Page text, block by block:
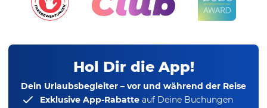
Hol Dir die App!
Dein Urlaubsbegleiter – vor und während der Reise
Exklusive App-Rabatte auf Deine Buchungen